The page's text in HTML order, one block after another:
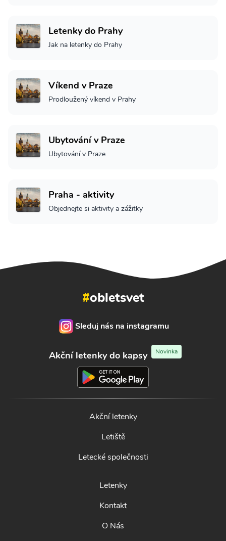
Letenky do Prahy
Jak na letenky do Prahy
Víkend v Praze
Prodloužený víkend v Prahy
Ubytování v Praze
Ubytování v Praze
Praha - aktivity
Objednejte si aktivity a zážitky
#obletsvet
Sleduj nás na instagramu
Akční letenky do kapsy Novinka
Akční letenky
Letiště
Letecké společnosti
Letenky
Kontakt
O Nás